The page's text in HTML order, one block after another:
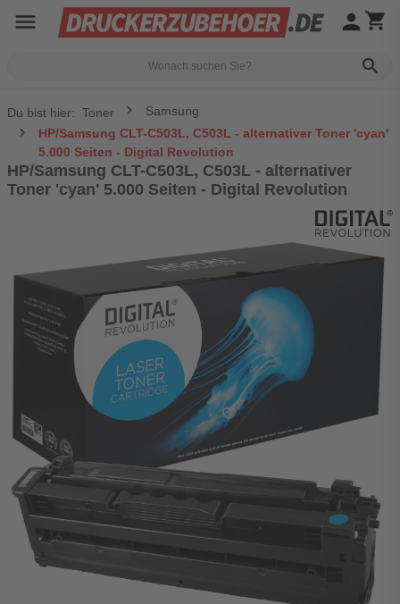
menu
search
person shopping_cart
Du bist hier: Toner
Samsung
HP/Samsung CLT-C503L, C503L - alternativer Toner 'cyan'
5.000 Seiten - Digital Revolution
HP/Samsung CLT-C503L, C503L - alternativer
Toner 'cyan' 5.000 Seiten - Digital Revolution